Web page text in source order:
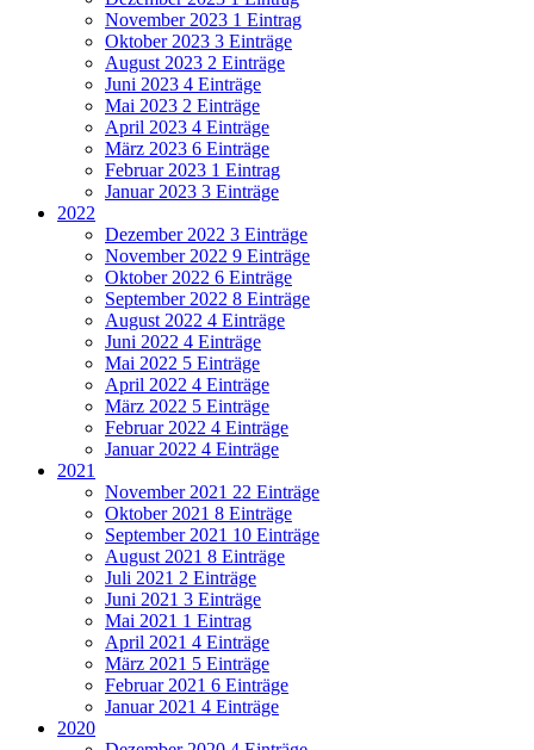
November 2023 1 Eintrag
Oktober 2023 3 Einträge
August 2023 2 Einträge
Juni 2023 4 Einträge
Mai 2023 2 Einträge
April 2023 4 Einträge
März 2023 6 Einträge
Februar 2023 1 Eintrag
Januar 2023 3 Einträge
2022
Dezember 2022 3 Einträge
November 2022 9 Einträge
Oktober 2022 6 Einträge
September 2022 8 Einträge
August 2022 4 Einträge
Juni 2022 4 Einträge
Mai 2022 5 Einträge
April 2022 4 Einträge
März 2022 5 Einträge
Februar 2022 4 Einträge
Januar 2022 4 Einträge
2021
November 2021 22 Einträge
Oktober 2021 8 Einträge
September 2021 10 Einträge
August 2021 8 Einträge
Juli 2021 2 Einträge
Juni 2021 3 Einträge
Mai 2021 1 Eintrag
April 2021 4 Einträge
März 2021 5 Einträge
Februar 2021 6 Einträge
Januar 2021 4 Einträge
2020